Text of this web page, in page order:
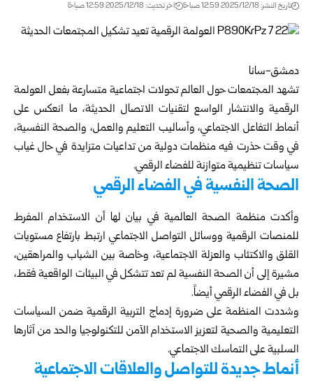
تاريخ النشر: 2025/12/18 12:59 صباحًا اخر تحديث: 2025/12/18 12:59 صباحًا
دمشق-سانا
تشهد المجتمعات حول العالم تحولات اجتماعية متسارعة بفعل العولمة
الرقمية والانتشار الواسع لتقنيات الاتصال الحديثة، ما انعكس على
أنماط التفاعل الاجتماعي، وأساليب التعليم والعمل، والصحة النفسية،
في وقت حذرت فيه منظمات دولية من تداعيات متزايدة في حال غياب
سياسات تنظيمية متوازنة للفضاء الرقمي.
الصحة النفسية في الفضاء الرقمي
وأكدت منظمة الصحة العالمية في بيان لها أن الاستخدام المفرط
للمنصات الرقمية ووسائل التواصل الاجتماعي ارتبط بارتفاع مستويات
القلق والاكتئاب والعزلة الاجتماعية، وخاصة بين الشباب والمراهقين،
مشيرة إلى أن الصحة النفسية لم تعد تتشكل في البيئات الواقعية فقط،
بل في الفضاء الرقمي أيضاً.
وشددت المنظمة على ضرورة إدماج التربية الرقمية ضمن السياسات
التعليمية والصحية لتعزيز الاستخدام الآمن للتكنولوجيا والحد من آثارها
السلبية على التماسك الاجتماعي.
أنماط جديدة للتواصل والعلاقات الاجتماعية